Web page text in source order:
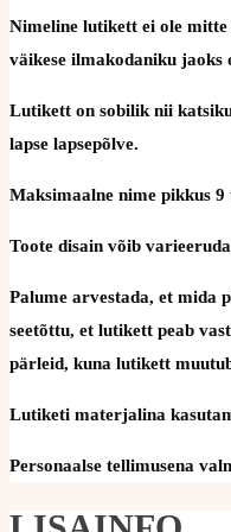
Nimeline lutikett ei ole
väikese ilmakodaniku
Lutikett on sobilik nii
lapse lapsepõlve.
Maksimaalne nime pikkus
Toote disain võib
Palume arvestada, et mida
seetõttu, et lutikett peab
pärleid, kuna lutikett
Lutiketi materjalina
Personaalse tellimusena